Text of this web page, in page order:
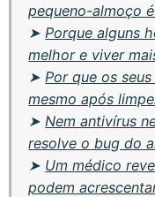
pequeno-almoço
➤ Porque alguns
melhor e viver
➤ Por que os
mesmo após
➤ Nem antivírus
resolve o bug do
➤ Um médico
podem